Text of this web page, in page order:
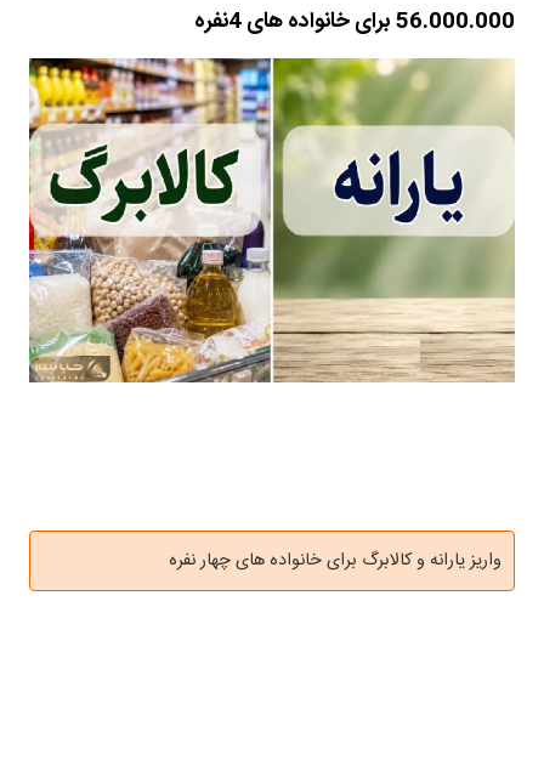
56.000.000 برای خانواده های 4نفره
واریز یارانه و کالابرگ برای خانواده های چهار نفره